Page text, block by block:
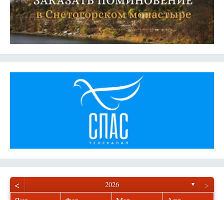
< 2026 ▼ >